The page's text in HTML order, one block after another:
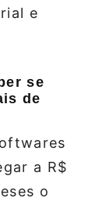
e
se
de
a R$
o